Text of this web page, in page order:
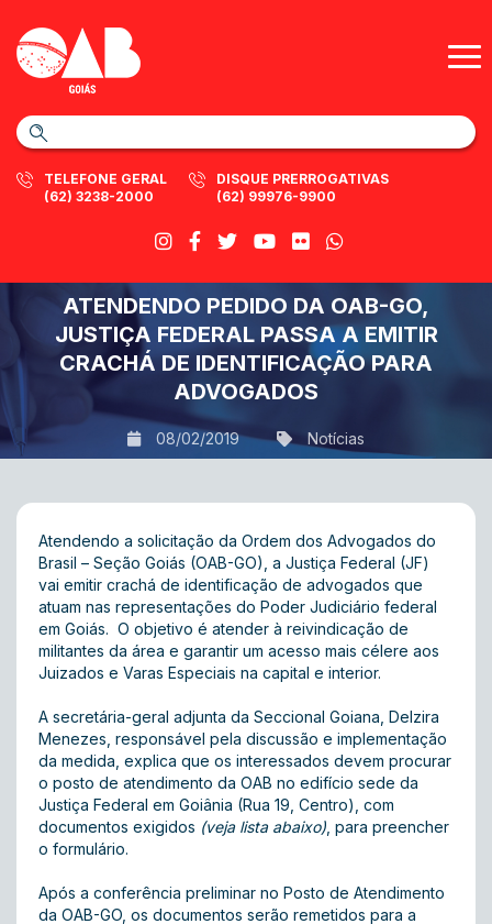
TELEFONE GERAL
(62) 3238-2000
DISQUE PRERROGATIVAS
(62) 99976-9900
ATENDENDO PEDIDO DA OAB-GO,
JUSTIÇA FEDERAL PASSA A EMITIR
CRACHÁ DE IDENTIFICAÇÃO PARA
ADVOGADOS
08/02/2019 Notícias
Atendendo a solicitação da Ordem dos Advogados do
Brasil – Seção Goiás (OAB-GO), a Justiça Federal (JF)
vai emitir crachá de identificação de advogados que
atuam nas representações do Poder Judiciário federal
em Goiás. O objetivo é atender à reivindicação de
militantes da área e garantir um acesso mais célere aos
Juizados e Varas Especiais na capital e interior.
A secretária-geral adjunta da Seccional Goiana, Delzira
Menezes, responsável pela discussão e implementação
da medida, explica que os interessados devem procurar
o posto de atendimento da OAB no edifício sede da
Justiça Federal em Goiânia (Rua 19, Centro), com
documentos exigidos (veja lista abaixo) , para preencher
o formulário.
Após a conferência preliminar no Posto de Atendimento
da OAB-GO, os documentos serão remetidos para a